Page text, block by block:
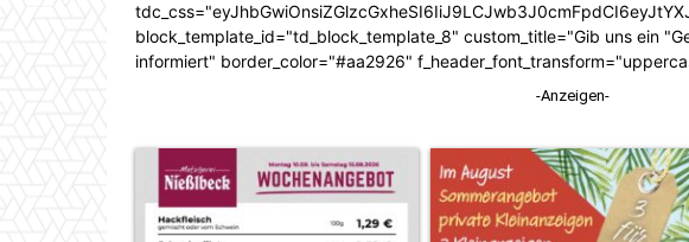
block_template_id="td_block_template_8" custom_title="Gib uns ein
informiert" border_color="#aa2926"
-Anzeigen-